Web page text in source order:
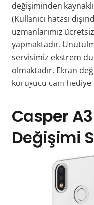
değişiminden
(Kullanıcı hatası
uzmanlarımız
yapmaktadır.
servisimiz ekstrem
olmaktadır. Ekran
koruyucu cam
Casper
Değişimi